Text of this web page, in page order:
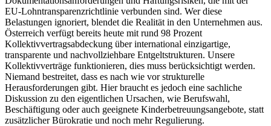
EU-Lohntransparenzrichtlinie verbunden sind. Wer diese
Belastungen ignoriert, blendet die Realität in den Unternehmen aus.
Österreich verfügt bereits heute mit rund 98 Prozent
Kollektivvertragsabdeckung über international einzigartige,
transparente und nachvollziehbare Entgeltstrukturen. Unsere
Kollektivverträge funktionieren, dies muss berücksichtigt werden.
Niemand bestreitet, dass es nach wie vor strukturelle
Herausforderungen gibt. Hier braucht es jedoch eine sachliche
Diskussion zu den eigentlichen Ursachen, wie Berufswahl,
Beschäftigung oder auch geeignete Kinderbetreuungsangebote, statt
zusätzlicher Bürokratie und noch mehr Regulierung.